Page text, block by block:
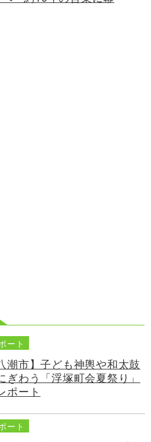
ート
潮市】子ども神輿や和太鼓
ぎわう「浮塚町会夏祭り」
ポート
ート